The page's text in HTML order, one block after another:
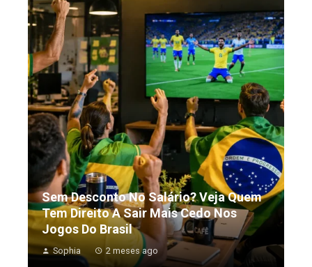
Sem Desconto No Salário? Veja Quem
Tem Direito A Sair Mais Cedo Nos
Jogos Do Brasil
Sophia 2 meses ago